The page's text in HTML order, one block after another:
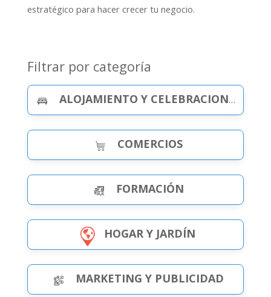
estratégico para hacer crecer tu negocio.
Filtrar por categoría
ALOJAMIENTO Y CELEBRACIONES
COMERCIOS
FORMACIÓN
HOGAR Y JARDÍN
MARKETING Y PUBLICIDAD